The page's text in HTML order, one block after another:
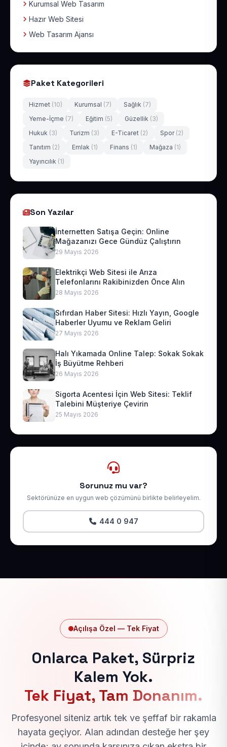
Kurumsal Web Tasarım
Hazır Web Sitesi
Web Tasarım Ajansı
Paket Kategorileri
Hizmet (10) Kurumsal (7) Sağlık (7)
Yeme-İçme (7) Eğitim (5) Güzellik (3)
Hukuk (3) Turizm (3) E-Ticaret (2) Spor (2)
Tanıtım (2) Emlak (1) Finans (1) Mağaza (1)
Yayıncılık (1)
Son Yazılar
İnternetten Satışa Geçin: Online
Mağazanızı Gece Gündüz Çalıştırın
29 Mayıs 2026
Elektrikçi Web Sitesi ile Arıza
Telefonlarını Rakibinizden Önce Alın
28 Mayıs 2026
Sıfırdan Haber Sitesi: Hızlı Yayın, Google
Haberler Uyumu ve Reklam Geliri
27 Mayıs 2026
Halı Yıkamada Online Talep: Sokak Sokak
İş Büyütme Rehberi
26 Mayıs 2026
Sigorta Acentesi İçin Web Sitesi: Teklif
Talebini Müşteriye Çevirin
25 Mayıs 2026
Sorunuz mu var?
Sektörünüze en uygun web çözümünü birlikte belirleyelim.
444 0 947
Açılışa Özel — Tek Fiyat
Onlarca Paket, Sürpriz
Kalem Yok.
Tek Fiyat, Tam Donanım.
Profesyonel siteniz artık tek ve şeffaf bir rakamla
hayata geçiyor. Alan adından desteğe her şey